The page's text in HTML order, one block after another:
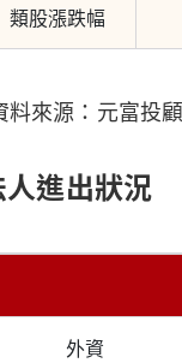
類股漲跌幅
料來源：元富投顧
人進出狀況
外資